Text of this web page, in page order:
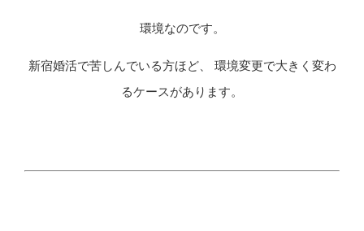
環境なのです。
新宿婚活で苦しんでいる方ほど、 環境変更で大きく変わ
るケースがあります。